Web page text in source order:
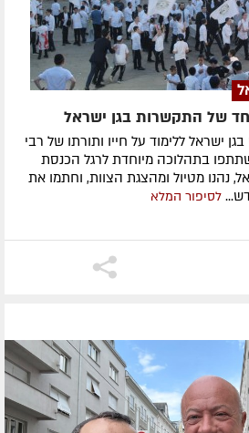
של התקשרות בגן ישראל
ישראל ללימוד על חייו ותורתו של רבי
בתהלוכה מיוחדת לרגל הכנסת
נהנו מטיול ומהצגת הצוות, וחתמו את
לסיפור המלא